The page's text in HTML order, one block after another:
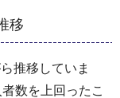
移
推移していま
数を上回ったこ